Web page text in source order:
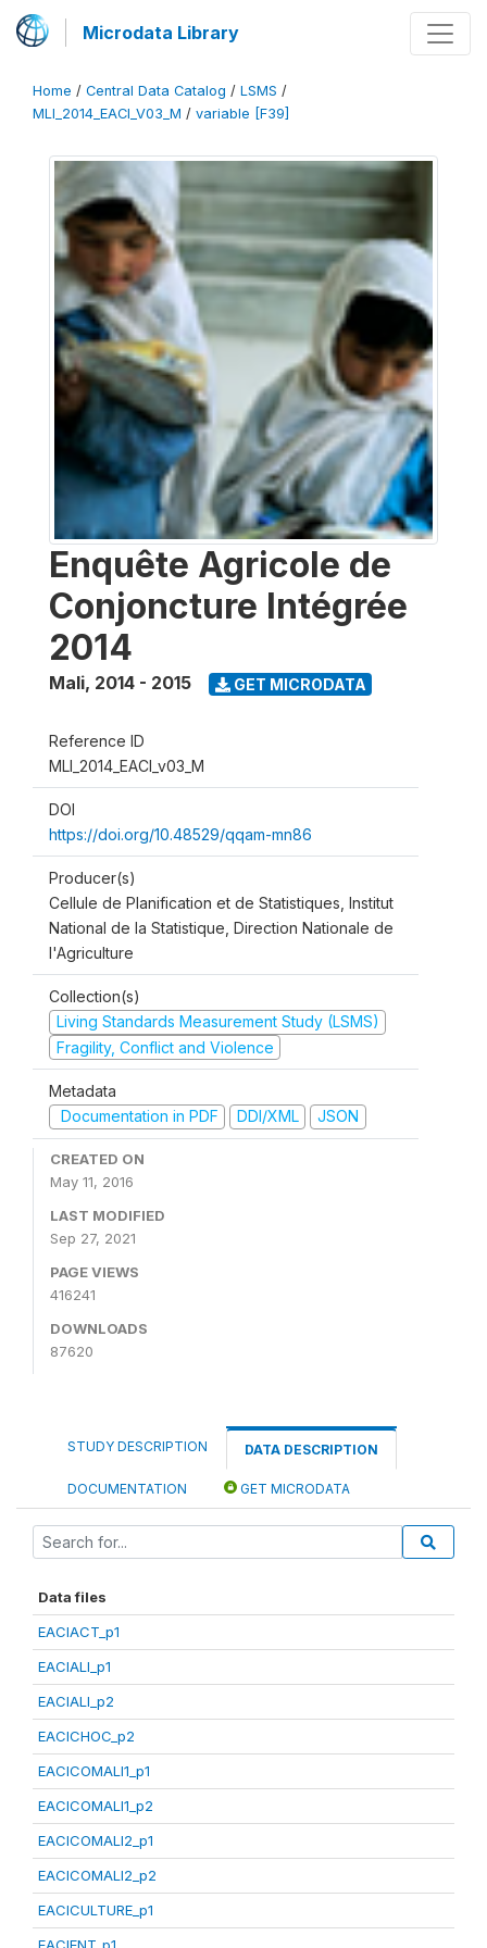
Microdata Library
Home / Central Data Catalog / LSMS /
MLI_2014_EACI_V03_M / variable [F39]
Enquête Agricole de
Conjoncture Intégrée
2014
Mali, 2014 - 2015 GET MICRODATA
Reference ID
MLI_2014_EACI_v03_M
DOI
https://doi.org/10.48529/qqam-mn86
Producer(s)
Cellule de Planification et de Statistiques, Institut
National de la Statistique, Direction Nationale de
l'Agriculture
Collection(s)
Living Standards Measurement Study (LSMS)
Fragility, Conflict and Violence
Metadata
Documentation in PDF
DDI/XML JSON
CREATED ON
May 11, 2016
LAST MODIFIED
Sep 27, 2021
PAGE VIEWS
416241
DOWNLOADS
87620
STUDY DESCRIPTION DATA DESCRIPTION
DOCUMENTATION GET MICRODATA
Data files
EACIACT_p1
EACIALI_p1
EACIALI_p2
EACICHOC_p2
EACICOMALI1_p1
EACICOMALI1_p2
EACICOMALI2_p1
EACICOMALI2_p2
EACICULTURE_p1
EACIENT_p1